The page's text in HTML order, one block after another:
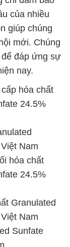
của nhiều
giúp chúng
mới. Chúng
đáp ứng sự
nay.
hóa chất
24.5%
Nam
hóa chất
24.5%
Granulated
Nam
Sunfate